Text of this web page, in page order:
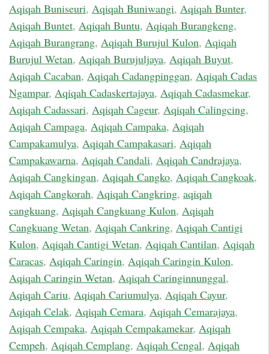
Aqiqah Buniseuri, Aqiqah Buniwangi, Aqiqah Bunter,
Aqiqah Buntet, Aqiqah Buntu, Aqiqah Burangkeng,
Aqiqah Burangrang, Aqiqah Burujul Kulon, Aqiqah
Burujul Wetan, Aqiqah Burujuljaya, Aqiqah Buyut,
Aqiqah Cacaban, Aqiqah Cadangpinggan, Aqiqah Cadas
Ngampar, Aqiqah Cadaskertajaya, Aqiqah Cadasmekar,
Aqiqah Cadassari, Aqiqah Cageur, Aqiqah Calingcing,
Aqiqah Campaga, Aqiqah Campaka, Aqiqah
Campakamulya, Aqiqah Campakasari, Aqiqah
Campakawarna, Aqiqah Candali, Aqiqah Candrajaya,
Aqiqah Cangkingan, Aqiqah Cangko, Aqiqah Cangkoak,
Aqiqah Cangkorah, Aqiqah Cangkring, aqiqah
cangkuang, Aqiqah Cangkuang Kulon, Aqiqah
Cangkuang Wetan, Aqiqah Cankring, Aqiqah Cantigi
Kulon, Aqiqah Cantigi Wetan, Aqiqah Cantilan, Aqiqah
Caracas, Aqiqah Caringin, Aqiqah Caringin Kulon,
Aqiqah Caringin Wetan, Aqiqah Caringinnunggal,
Aqiqah Cariu, Aqiqah Cariumulya, Aqiqah Cayur,
Aqiqah Celak, Aqiqah Cemara, Aqiqah Cemarajaya,
Aqiqah Cempaka, Aqiqah Cempakamekar, Aqiqah
Cempeh, Aqiqah Cemplang, Aqiqah Cengal, Aqiqah